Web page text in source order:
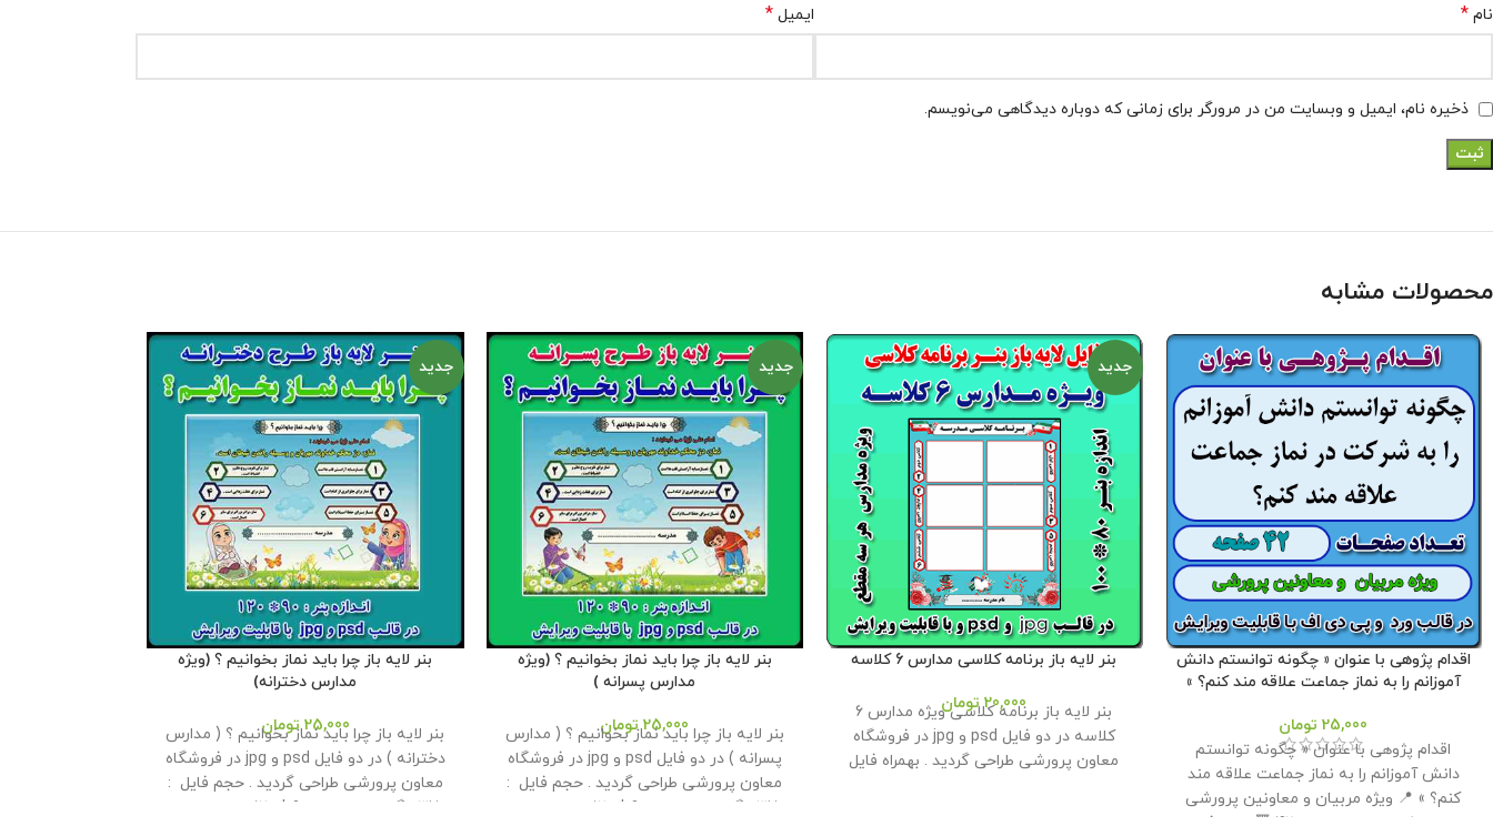
نام * ایمیل *
ذخیره نام، ایمیل و وبسایت من در مرورگر برای زمانی که دوباره دیدگاهی می‌نویسم.
محصولات مشابه
اقدام پژوهی با عنوان « چگونه توانستم دانش
آموزانم را به نماز جماعت علاقه مند کنم؟ »
25,000 تومان
اقدام پژوهی با عنوان « چگونه توانستم
دانش آموزانم را به نماز جماعت علاقه مند
کنم؟ » 📍 ویژه مربیان و معاونین پرورشی
جدید
بنر لایه باز برنامه کلاسی مدارس 6 کلاسه
20,000 تومان
بنر لایه باز برنامه کلاسی ویژه مدارس 6
کلاسه در دو فایل psd و jpg در فروشگاه
معاون پرورشی طراحی گردید . بهمراه فایل
جدید
بنر لایه باز چرا باید نماز بخوانیم ؟ (ویژه
مدارس پسرانه )
25,000 تومان
بنر لایه باز چرا باید نماز بخوانیم ؟ ( مدارس
پسرانه ) در دو فایل psd و jpg در فروشگاه
معاون پرورشی طراحی گردید . حجم فايل :
37 مگابايت اندازه : 90 * 120
جدید
بنر لایه باز چرا باید نماز بخوانیم ؟ (ویژه
مدارس دخترانه)
25,000 تومان
بنر لایه باز چرا باید نماز بخوانیم ؟ ( مدارس
دخترانه ) در دو فایل psd و jpg در فروشگاه
معاون پرورشی طراحی گردید . حجم فايل :
37 مگابايت اندازه : 90 * 120